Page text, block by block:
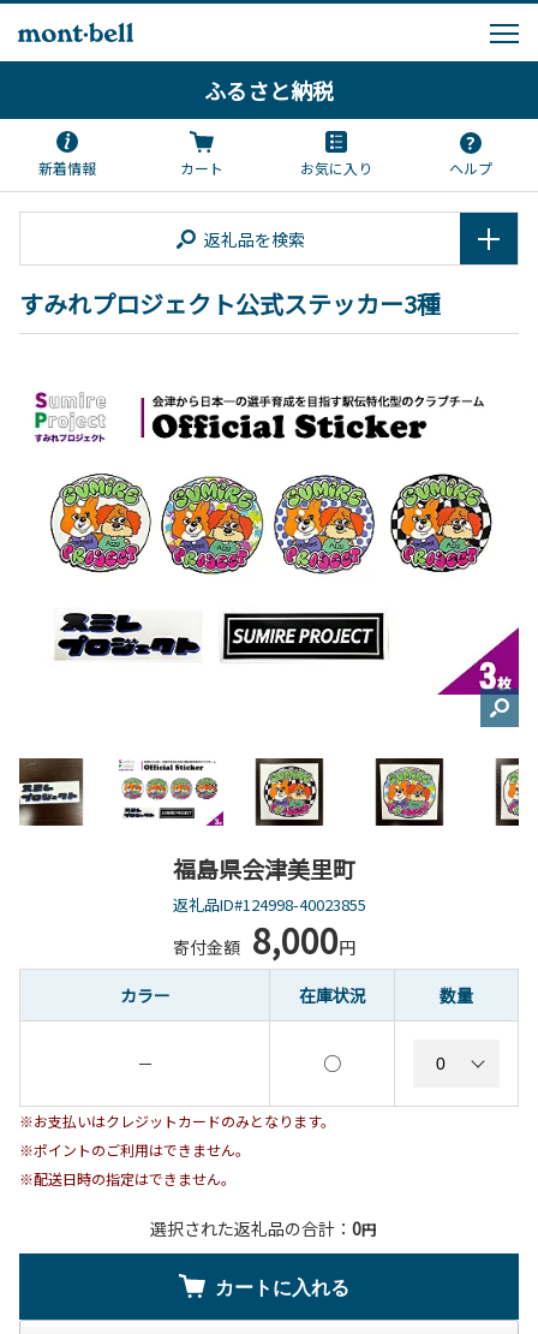
ふるさと納税
新着情報 カート お気に入り ヘルプ
返礼品を検索
すみれプロジェクト公式ステッカー3種
福島県会津美里町
返礼品ID#124998-40023855
寄付金額 8,000円
カラー
在庫状況 数量
－ ○
※お支払いはクレジットカードのみとなります。
※ポイントのご利用はできません。
※配送日時の指定はできません。
選択された返礼品の合計： 0円
カートに入れる